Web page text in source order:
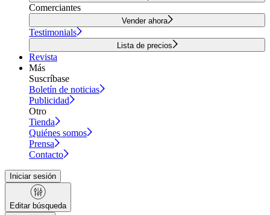
Comerciantes
Vender ahora
Testimonials
Lista de precios
Revista
Más
Suscríbase
Boletín de noticias
Publicidad
Otro
Tienda
Quiénes somos
Prensa
Contacto
Iniciar sesión
Editar búsqueda